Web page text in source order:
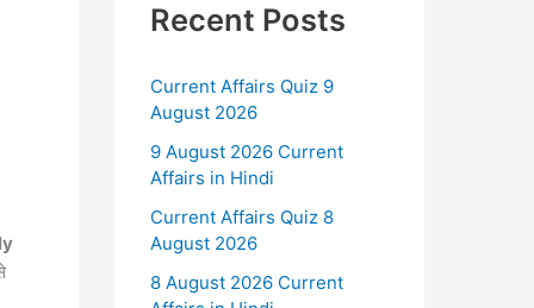
Recent Posts
Current Affairs Quiz 9
August 2026
9 August 2026 Current
Affairs in Hindi
Current Affairs Quiz 8
August 2026
8 August 2026 Current